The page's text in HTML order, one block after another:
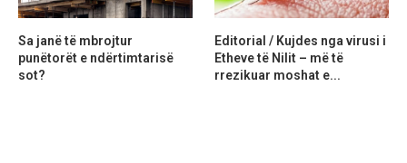
Sa janë të mbrojtur
punëtorët e ndërtimtarisë
sot?
Editorial / Kujdes nga virusi i
Etheve të Nilit – më të
rrezikuar moshat e...